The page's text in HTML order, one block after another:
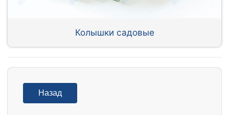
Колышки садовые
Назад